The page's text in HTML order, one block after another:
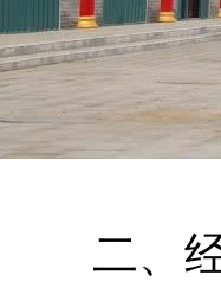
二、经